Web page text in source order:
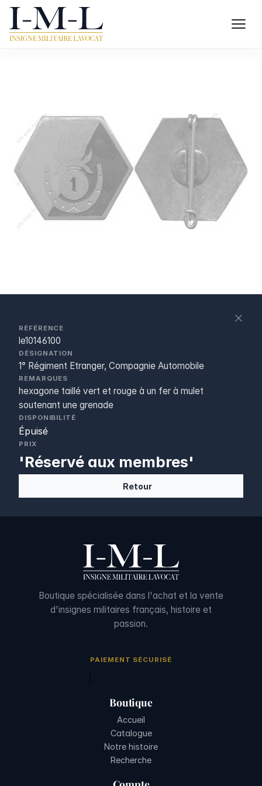
RÉFÉRENCE
le10146100
DÉSIGNATION
1° Régiment Etranger, Compagnie Automobile
REMARQUES
hexagone taillé vert et rouge à un fer à mulet
soutenant une grenade
DISPONIBILITÉ
Épuisé
PRIX
'Réservé aux membres'
Retour
Boutique spécialisée dans l'achat et la vente
d'insignes militaires français, histoire et
passion.
PAIEMENT SÉCURISÉ
Boutique
Accueil
Catalogue
Notre histoire
Recherche